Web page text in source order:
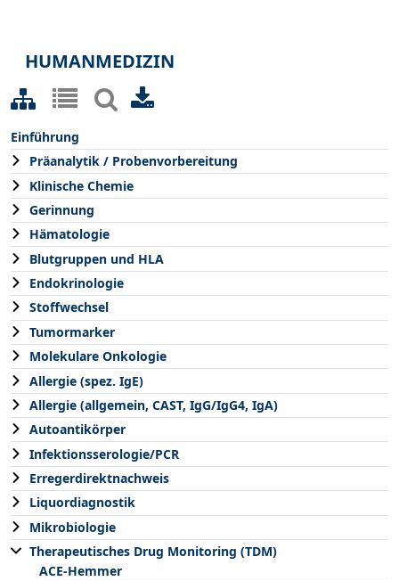
HUMANMEDIZIN
Einführung
Präanalytik / Probenvorbereitung
Klinische Chemie
Gerinnung
Hämatologie
Blutgruppen und HLA
Endokrinologie
Stoffwechsel
Tumormarker
Molekulare Onkologie
Allergie (spez. IgE)
Allergie (allgemein, CAST, IgG/IgG4, IgA)
Autoantikörper
Infektionsserologie/PCR
Erregerdirektnachweis
Liquordiagnostik
Mikrobiologie
Therapeutisches Drug Monitoring (TDM)
ACE-Hemmer